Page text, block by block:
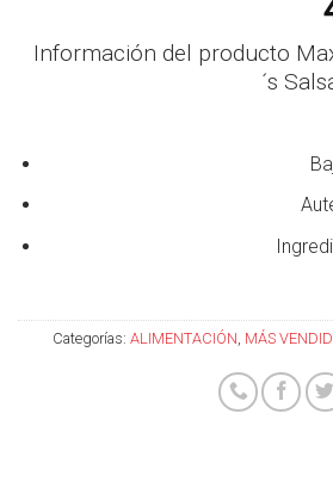
Información del producto
´s
Categorías: ALIMENTACIÓN, MÁS